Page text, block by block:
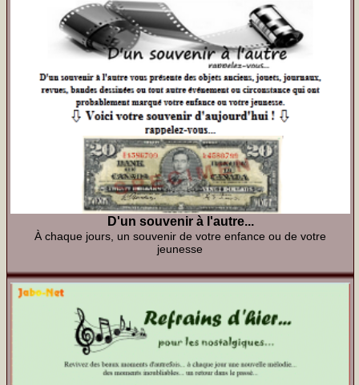
D'un souvenir à l'autre...
À chaque jours, un souvenir de votre enfance ou de votre
jeunesse